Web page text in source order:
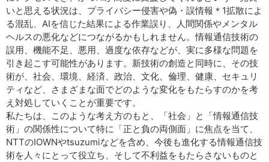
いと思える状況は、プライバシー侵害や偽・誤情報＊1拡散によ
る混乱、AIを信じた結果による作業誤り、人間関係やメンタル
ヘルスの悪化などにつながるかもしれません。情報通信技術の
誤用、機能不足、悪用、過度な依存などが、実に多様な問題を
引き起こす可能性があります。新技術の創造と同時に、その技
術が、社会、環境、経済、政治、文化、倫理、健康、セキュリ
ティなど、さまざまな面でどのような変化をもたらすのかを考
え対処していくことが重要です。
私たちは、このような考え方のもと、「社会」と「情報通信技
術」の関係性について特に「正と負の両側面」に焦点を当て、
NTTのIOWNやtsuzumiなどを含め、今後も進化する情報通信技
術を人々にとって役立ち、そして不利益をもたらさないものと